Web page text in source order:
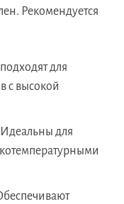
Рекомендуется
для
с высокой
Идеальны для